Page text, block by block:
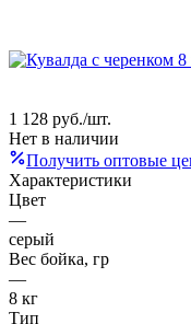
1 128 руб./шт.
Нет в наличии
Получить оптовые
Характеристики
Цвет
—
серый
Вес бойка, гр
—
8 кг
Тип